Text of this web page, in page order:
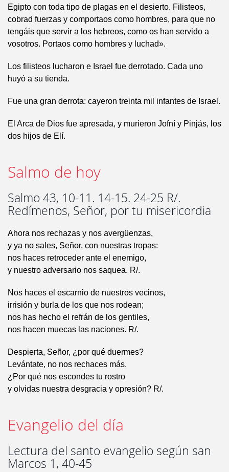
Egipto con toda tipo de plagas en el desierto. Filisteos,
cobrad fuerzas y comportaos como hombres, para que no
tengáis que servir a los hebreos, como os han servido a
vosotros. Portaos como hombres y luchad».
Los filisteos lucharon e Israel fue derrotado. Cada uno
huyó a su tienda.
Fue una gran derrota: cayeron treinta mil infantes de Israel.
El Arca de Dios fue apresada, y murieron Jofní y Pinjás, los
dos hijos de Elí.
Salmo de hoy
Salmo 43, 10-11. 14-15. 24-25 R/.
Redímenos, Señor, por tu misericordia
Ahora nos rechazas y nos avergüenzas,
y ya no sales, Señor, con nuestras tropas:
nos haces retroceder ante el enemigo,
y nuestro adversario nos saquea. R/.
Nos haces el escarnio de nuestros vecinos,
irrisión y burla de los que nos rodean;
nos has hecho el refrán de los gentiles,
nos hacen muecas las naciones. R/.
Despierta, Señor, ¿por qué duermes?
Levántate, no nos rechaces más.
¿Por qué nos escondes tu rostro
y olvidas nuestra desgracia y opresión? R/.
Evangelio del día
Lectura del santo evangelio según san
Marcos 1, 40-45